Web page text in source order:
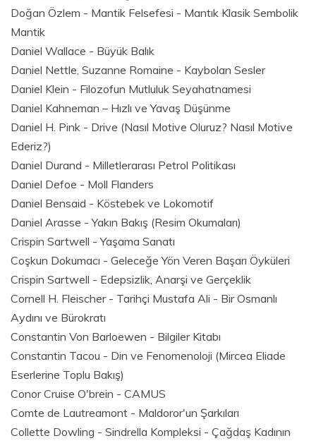
Doğan Özlem - Mantik Felsefesi - Mantık Klasik Sembolik
Mantik
Daniel Wallace - Büyük Balık
Daniel Nettle, Suzanne Romaine - Kaybolan Sesler
Daniel Klein - Filozofun Mutluluk Seyahatnamesi
Daniel Kahneman – Hızlı ve Yavaş Düşünme
Daniel H. Pink - Drive (Nasıl Motive Oluruz? Nasıl Motive
Ederiz?)
Daniel Durand - Milletlerarası Petrol Politikası
Daniel Defoe - Moll Flanders
Daniel Bensaid - Köstebek ve Lokomotif
Daniel Arasse - Yakın Bakış (Resim Okumaları)
Crispin Sartwell - Yaşama Sanatı
Coşkun Dokumacı - Geleceğe Yön Veren Başarı Öyküleri
Crispin Sartwell - Edepsizlik, Anarşi ve Gerçeklik
Cornell H. Fleischer - Tarihçi Mustafa Ali - Bir Osmanlı
Aydını ve Bürokratı
Constantin Von Barloewen - Bilgiler Kitabı
Constantin Tacou - Din ve Fenomenoloji (Mircea Eliade
Eserlerine Toplu Bakış)
Conor Cruise O'brein - CAMUS
Comte de Lautreamont - Maldoror'un Şarkıları
Collette Dowling - Sindrella Kompleksi - Çağdaş Kadının